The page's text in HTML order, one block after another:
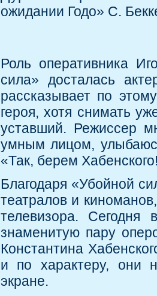
ожидании Годо» С.
Роль оперативника
сила» досталась
рассказывает по
героя, хотя снимать
уставший. Режиссер
умным лицом,
«Так, берем
Благодаря «Убойной
театралов и
телевизора. Сегодня
знаменитую пару
Константина
и по характеру, они
экране.